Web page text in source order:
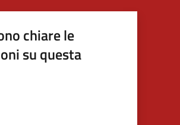
chiare le
su questa